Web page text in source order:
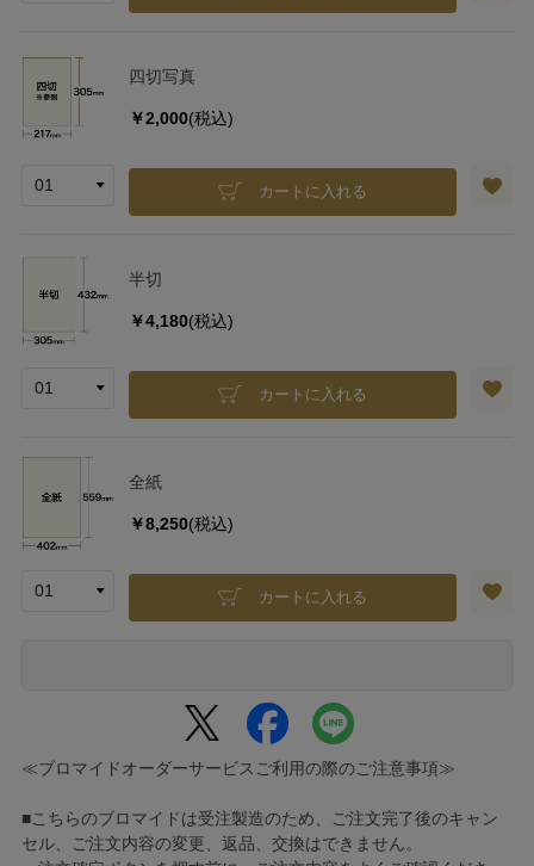
四切写真
￥2,000(税込)
カートに入れる
半切
￥4,180(税込)
カートに入れる
全紙
￥8,250(税込)
カートに入れる
≪ブロマイドオーダーサービスご利用の際のご注意事項≫
■こちらのブロマイドは受注製造のため、ご注文完了後のキャン
セル、ご注文内容の変更、返品、交換はできません。